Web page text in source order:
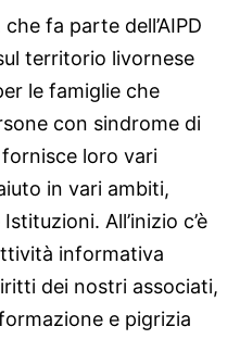
fa parte dell’AIPD
territorio livornese
le famiglie che
con sindrome di
loro vari
in vari ambiti,
All’inizio c’è
informativa
dei nostri associati,
e pigrizia